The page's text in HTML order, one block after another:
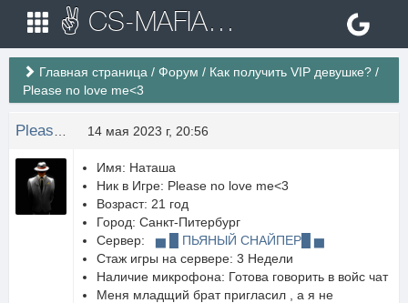
✌ CS-MAFIA.RU ✌ Игровые сервера Counter Strike 1.6
Главная страница / Форум / Как получить VIP девушке? /
Please no love me<3
14 мая 2023 г, 20:56
Имя: Наташа
Ник в Игре: Please no love me<3
Возраст: 21 год
Город: Cанкт-Питербург
Сервер:▅ █ ПЬЯНЫЙ СНАЙПЕР
▅
Стаж игры на сервере: 3 Недели
Наличие микрофона: Готова говорить в войс чат
Меня младщий брат пригласил , а я не